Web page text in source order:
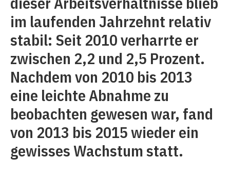
im laufenden Jahrzehnt relativ
stabil: Seit 2010 verharrte er
zwischen 2,2 und 2,5 Prozent.
Nachdem von 2010 bis 2013
eine leichte Abnahme zu
beobachten gewesen war, fand
von 2013 bis 2015 wieder ein
gewisses Wachstum statt.